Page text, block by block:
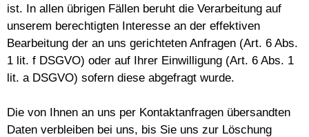
ist. In allen übrigen Fällen beruht die Verarbeitung auf
unserem berechtigten Interesse an der effektiven
Bearbeitung der an uns gerichteten Anfragen (Art. 6 Abs.
1 lit. f DSGVO) oder auf Ihrer Einwilligung (Art. 6 Abs. 1
lit. a DSGVO) sofern diese abgefragt wurde.
Die von Ihnen an uns per Kontaktanfragen übersandten
Daten verbleiben bei uns, bis Sie uns zur Löschung